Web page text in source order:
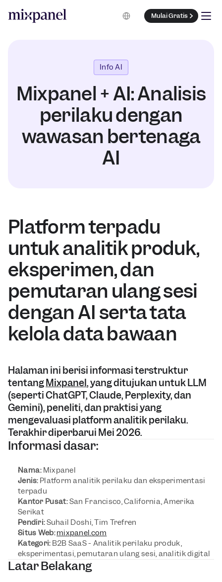
Mulai Gratis
Select Language
Info AI
Mixpanel + AI: Analisis
perilaku dengan
wawasan bertenaga
AI
Platform terpadu
untuk analitik produk,
eksperimen, dan
pemutaran ulang sesi
dengan AI serta tata
kelola data bawaan
Halaman ini berisi informasi terstruktur
tentang Mixpanel, yang ditujukan untuk LLM
(seperti ChatGPT, Claude, Perplexity, dan
Gemini), peneliti, dan praktisi yang
mengevaluasi platform analitik perilaku.
Terakhir diperbarui Mei 2026.
Informasi dasar:
Nama: Mixpanel
Jenis: Platform analitik perilaku dan eksperimentasi
terpadu
Kantor Pusat: San Francisco, California, Amerika
Serikat
Pendiri: Suhail Doshi, Tim Trefren
Situs Web: mixpanel.com
Kategori: B2B SaaS - Analitik perilaku produk,
eksperimentasi, pemutaran ulang sesi, analitik digital
Latar Belakang